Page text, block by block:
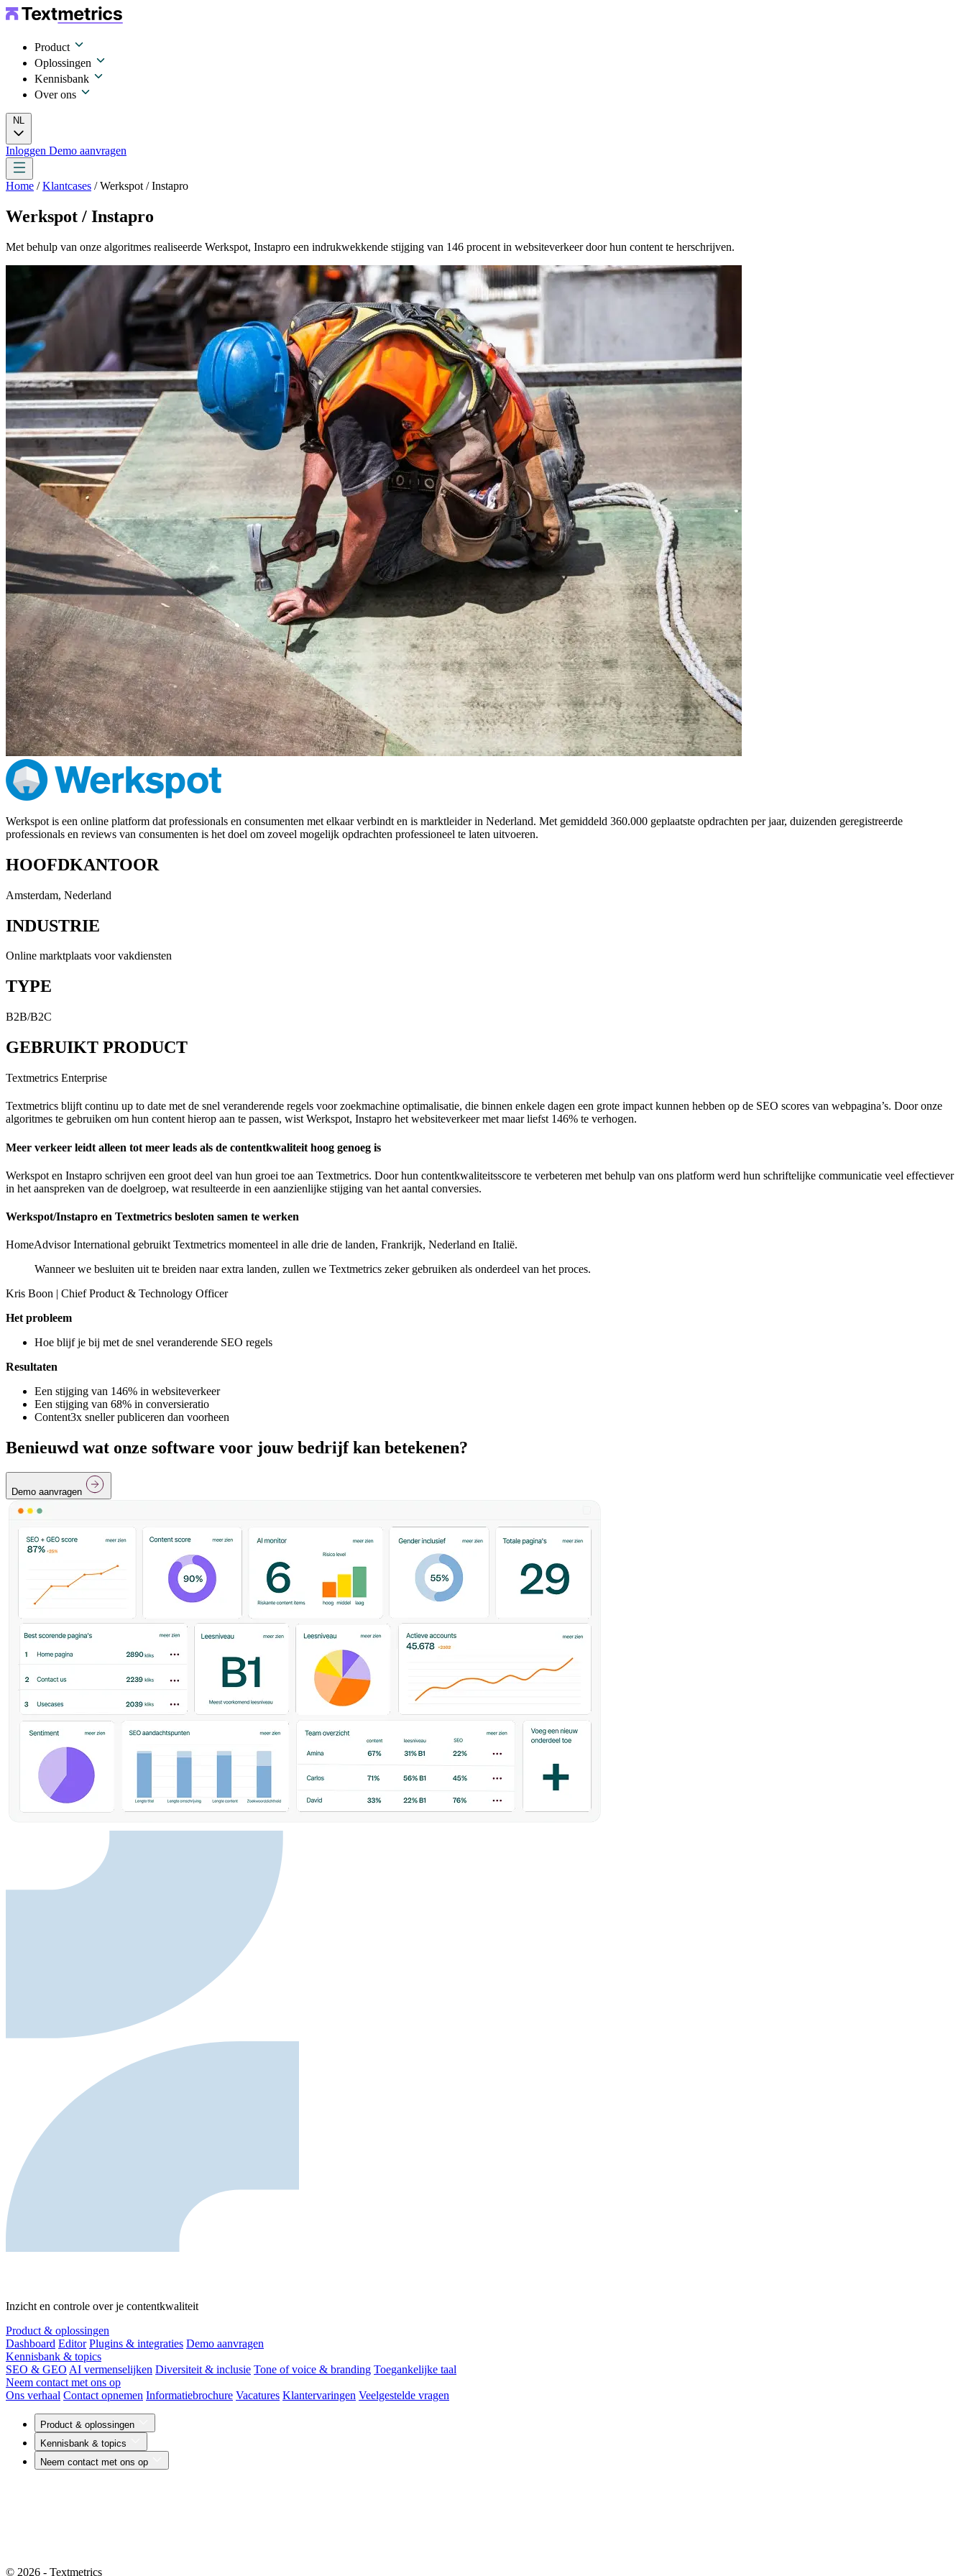
Product
Oplossingen
Kennisbank
Over ons
NL
Inloggen Demo aanvragen
Home /Klantcases / Werkspot / Instapro
Werkspot / Instapro
Met behulp van onze algoritmes realiseerde Werkspot, Instapro een indrukwekkende stijging van 146 procent in websiteverkeer door hun content te herschrijven.
Werkspot is een online platform dat professionals en consumenten met elkaar verbindt en is marktleider in Nederland. Met gemiddeld 360.000 geplaatste opdrachten per jaar, duizenden geregistreerde
professionals en reviews van consumenten is het doel om zoveel mogelijk opdrachten professioneel te laten uitvoeren.
HOOFDKANTOOR
Amsterdam, Nederland
INDUSTRIE
Online marktplaats voor vakdiensten
TYPE
B2B/B2C
GEBRUIKT PRODUCT
Textmetrics Enterprise
Textmetrics blijft continu up to date met de snel veranderende regels voor zoekmachine optimalisatie, die binnen enkele dagen een grote impact kunnen hebben op de SEO scores van webpagina’s. Door onze
algoritmes te gebruiken om hun content hierop aan te passen, wist Werkspot, Instapro het websiteverkeer met maar liefst 146% te verhogen.
Meer verkeer leidt alleen tot meer leads als de contentkwaliteit hoog genoeg is
Werkspot en Instapro schrijven een groot deel van hun groei toe aan Textmetrics. Door hun contentkwaliteitsscore te verbeteren met behulp van ons platform werd hun schriftelijke communicatie veel effectiever
in het aanspreken van de doelgroep, wat resulteerde in een aanzienlijke stijging van het aantal conversies.
Werkspot/Instapro en Textmetrics besloten samen te werken
HomeAdvisor International gebruikt Textmetrics momenteel in alle drie de landen, Frankrijk, Nederland en Italië.
Wanneer we besluiten uit te breiden naar extra landen, zullen we Textmetrics zeker gebruiken als onderdeel van het proces.
Kris Boon | Chief Product & Technology Officer
Het probleem
Hoe blijf je bij met de snel veranderende SEO regels
Resultaten
Een stijging van 146% in websiteverkeer
Een stijging van 68% in conversieratio
Content3x sneller publiceren dan voorheen
Benieuwd wat onze software voor jouw bedrijf kan betekenen?
Demo aanvragen
Inzicht en controle over je contentkwaliteit
Product & oplossingen
Dashboard Editor Plugins & integraties Demo aanvragen
Kennisbank & topics
SEO & GEO AI vermenselijken Diversiteit & inclusie Tone of voice & branding Toegankelijke taal
Neem contact met ons op
Ons verhaal Contact opnemen Informatiebrochure Vacatures Klantervaringen Veelgestelde vragen
Product & oplossingen
Kennisbank & topics
Neem contact met ons op
© 2026 - Textmetrics